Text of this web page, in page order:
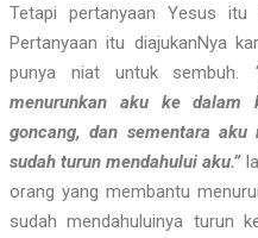
Tetapi pertanyaan Yesus
Pertanyaan itu diajukanNya
punya niat untuk sembuh.
menurunkan aku ke
goncang, dan sementara
sudah turun mendahului aku.”
orang yang membantu
sudah mendahuluinya turun